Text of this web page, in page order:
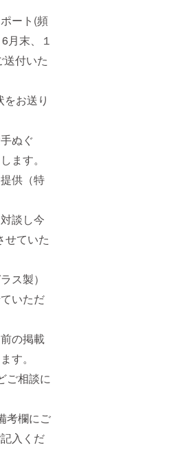
ート(頻
月末、１
送付いた
お送り
ぬぐ
ます。
供（特
談し今
せていた
ス製）
いただ
の掲載
す。
ご相談に
考欄にご
入くだ